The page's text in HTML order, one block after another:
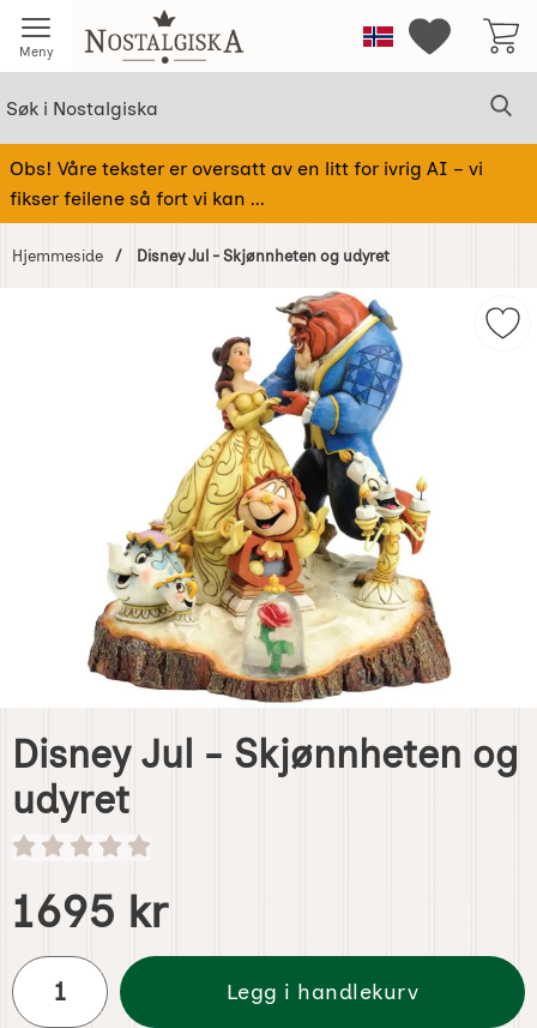
Meny Startsiden for NostalgiskaNorge Mine
Obs! Våre tekster er oversatt av en litt for ivrig AI – vi
fikser feilene så fort vi kan ...
Hjemmeside Disney Jul - Skjønnheten og udyret
Disney Jul - Skjønnheten og
udyret
Handle dette produktet, Disney Jul - Skjønnheten og
pris
1695 kr
antall
Legg i handlekurv